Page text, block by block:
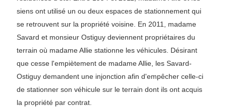
siens ont utilisé un ou deux espaces de stationnement qui
se retrouvent sur la propriété voisine. En 2011, madame
Savard et monsieur Ostiguy deviennent propriétaires du
terrain où madame Allie stationne les véhicules. Désirant
que cesse l'empiètement de madame Allie, les Savard-
Ostiguy demandent une injonction afin d'empêcher celle-ci
de stationner son véhicule sur le terrain dont ils ont acquis
la propriété par contrat.